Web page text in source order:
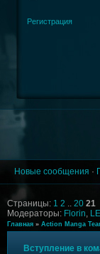
Регистрация
Новые сообщения ·
Страницы: 1 2 .. 20 21
Модераторы: Florin,
Главная » Action Manga
Вступление в